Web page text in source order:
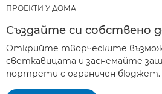
ПРОЕКТИ У ДОМА
Създайте си собствено
Открийте творческите
светкавицата и заснемайте
портрети с ограничен бюджет.